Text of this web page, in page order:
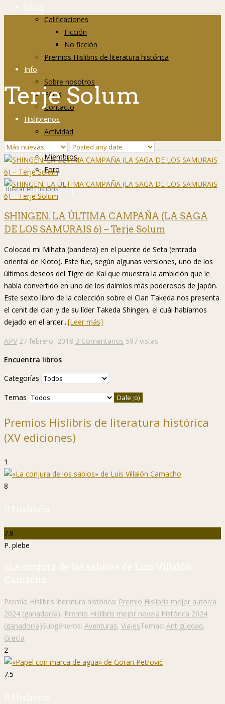
Libros
Calificaciones
Ficción
No ficción
Premios Hislibris de literatura histórica
Info
Sobre nosotros
FAQs
Contacto
Hislibreños
Actividad
Grupos
Miembros
Foro
Terje Solum
SHINGEN. LA ÚLTIMA CAMPAÑA (LA SAGA
DE LOS SAMURAIS 6) – Terje Solum
Colocad mi Mihata (bandera) en el puente de Seta (entrada
oriental de Kioto). Este fue, según algunas versiones, uno de los
últimos deseos del Tigre de Kai que muestra la ambición que le
había convertido en uno de los daimios más poderosos de Japón.
Este sexto libro de la colección sobre el Clan Takeda nos presenta
el cenit del clan y de su líder Takeda Shingen, el cuál habíamos
dejado en el anter...[Leer más]
APV 27 febrero, 2018 3 Comentarios 597 vistas
Encuentra libros
Categorías
Temas
Premios Hislibris de literatura histórica
(XV ediciones)
1
8
P. Hislibris
7.9
P. plebe
«La conjura de los sabios» de Luis Villalón
Camacho
Premio Hislibris literatura histórica: Premio Hislibris mejor autor/a
2024 (ganador/a), Premio Hislibris mejor novela histórica 2024
(ganador/a)Subgéneros: Aventuras, ViajesTemas: Antigüedad,
Grecia
2
7.5
P. Hislibris